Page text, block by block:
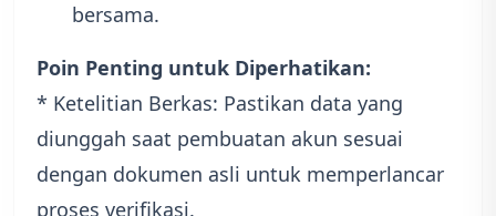
bersama.
Poin Penting untuk Diperhatikan:
* Ketelitian Berkas: Pastikan data yang
diunggah saat pembuatan akun sesuai
dengan dokumen asli untuk memperlancar
proses verifikasi.